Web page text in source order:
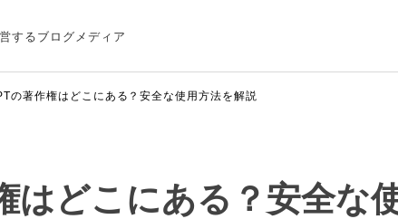
するブログメディア
の著作権はどこにある？安全な使用方法を解説
はどこにある？安全な